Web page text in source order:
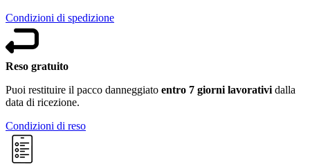
Condizioni di spedizione
Reso gratuito
Puoi restituire il pacco danneggiato entro 7 giorni lavorativi dalla
data di ricezione.
Condizioni di reso